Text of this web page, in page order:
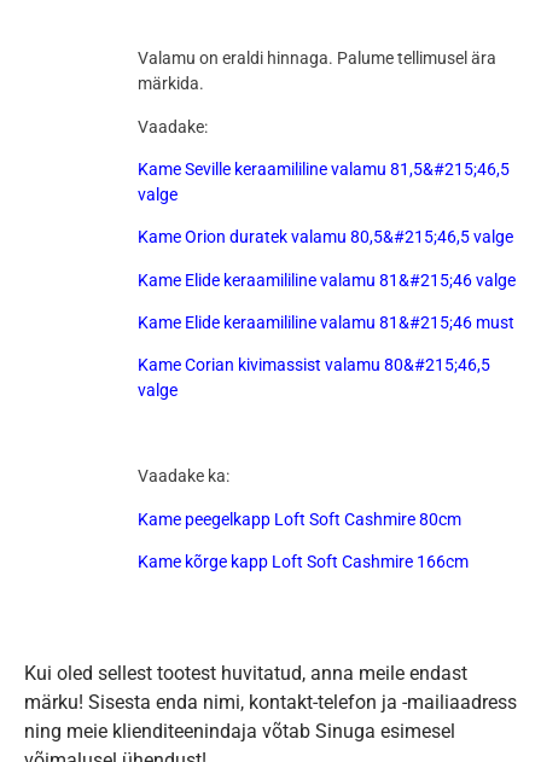
Valamu on eraldi hinnaga. Palume tellimusel ära
märkida.
Vaadake:
Kame Seville keraamililine valamu 81,5&#215;46,5
valge
Kame Orion duratek valamu 80,5&#215;46,5 valge
Kame Elide keraamililine valamu 81&#215;46 valge
Kame Elide keraamililine valamu 81&#215;46 must
Kame Corian kivimassist valamu 80&#215;46,5
valge
Vaadake ka:
Kame peegelkapp Loft Soft Cashmire 80cm
Kame kõrge kapp Loft Soft Cashmire 166cm
Kui oled sellest tootest huvitatud, anna meile endast
märku! Sisesta enda nimi, kontakt-telefon ja -mailiaadress
ning meie klienditeenindaja võtab Sinuga esimesel